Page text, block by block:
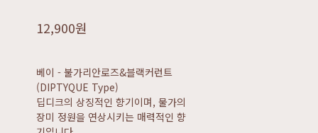
12,900원
베이 - 불가리안로즈&블랙커런트
(DIPTYQUE Type)
딥디크의 상징적인 향기이며, 물가의
장미 정원을 연상시키는 매력적인 향